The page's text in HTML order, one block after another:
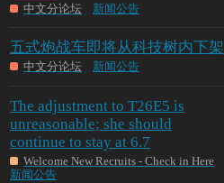
中文分论坛 新闻公告
五式炮战车即将从科技树内下架
中文分论坛 新闻公告
The adjustment to T26E5 is
unreasonable; she should
continue to stay at 6.7
Welcome New Recruits - Check in Here
新闻公告